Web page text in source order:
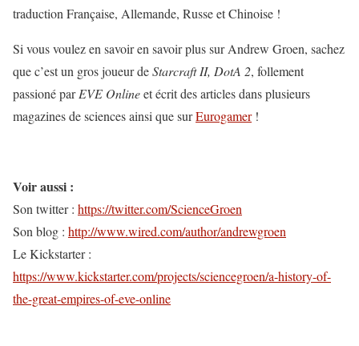
traduction Française, Allemande, Russe et Chinoise !
Si vous voulez en savoir en savoir plus sur Andrew Groen, sachez
que c’est un gros joueur deStarcraft II, DotA 2, follement
passioné parEVE Onlineet écrit des articles dans plusieurs
magazines de sciences ainsi que surEurogamer!
Voir aussi :
Son twitter : https://twitter.com/ScienceGroen
Son blog : http://www.wired.com/author/andrewgroen
Le Kickstarter :
https://www.kickstarter.com/projects/sciencegroen/a-history-of-
the-great-empires-of-eve-online